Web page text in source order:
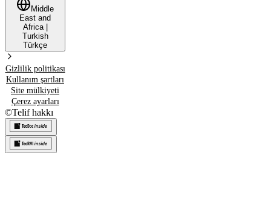
Middle
East and
Africa|
Turkish
Türkçe
Gizlilik politikası
Kullanım şartları
Site mülkiyeti
Çerez ayarları
©Telif hakkı